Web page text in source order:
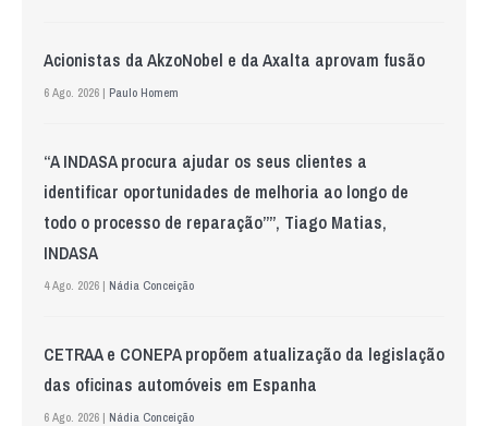
Acionistas da AkzoNobel e da Axalta aprovam fusão
6 Ago. 2026 | Paulo Homem
“A INDASA procura ajudar os seus clientes a
identificar oportunidades de melhoria ao longo de
todo o processo de reparação””, Tiago Matias,
INDASA
4 Ago. 2026 | Nádia Conceição
CETRAA e CONEPA propõem atualização da legislação
das oficinas automóveis em Espanha
6 Ago. 2026 | Nádia Conceição